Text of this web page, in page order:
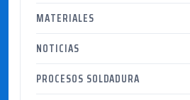
MATERIALES
NOTICIAS
PROCESOS SOLDADURA